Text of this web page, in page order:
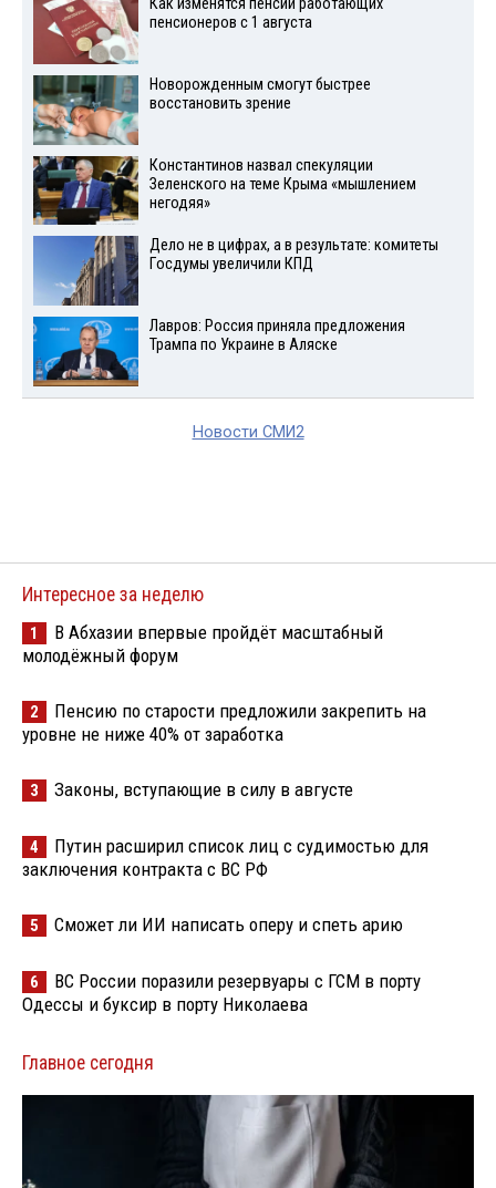
Как изменятся пенсии работающих
пенсионеров с 1 августа
Новорожденным смогут быстрее
восстановить зрение
Константинов назвал спекуляции
Зеленского на теме Крыма «мышлением
негодяя»
Дело не в цифрах, а в результате: комитеты
Госдумы увеличили КПД
Лавров: Россия приняла предложения
Трампа по Украине в Аляске
Новости СМИ2
Интересное за неделю
1
В Абхазии впервые пройдёт масштабный
молодёжный форум
2
Пенсию по старости предложили закрепить на
уровне не ниже 40% от заработка
3 Законы, вступающие в силу в августе
4
Путин расширил список лиц с судимостью для
заключения контракта с ВС РФ
5 Сможет ли ИИ написать оперу и спеть арию
6
ВС России поразили резервуары с ГСМ в порту
Одессы и буксир в порту Николаева
Главное сегодня